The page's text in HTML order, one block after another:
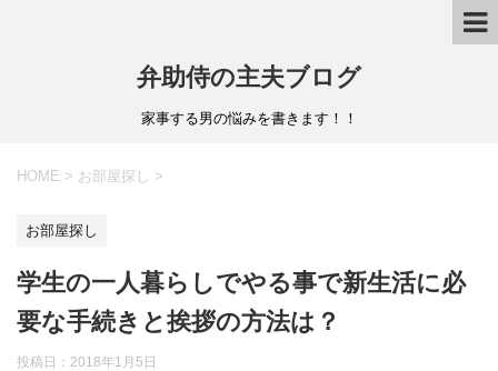
弁助侍の主夫ブログ
家事する男の悩みを書きます！！
HOME > お部屋探し >
お部屋探し
学生の一人暮らしでやる事で新生活に必
要な手続きと挨拶の方法は？
投稿日： 2018年1月5日